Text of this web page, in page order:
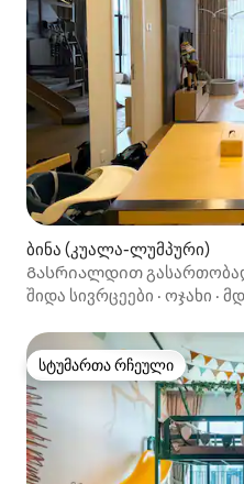
ბინა (კუალა-ლუმპური)
Გასრიალდით
ოთახი და საოჯახო
შიდა სივრცეები · ოჯახი ·
სტუმართა რჩეული
სტუმართა რჩეული